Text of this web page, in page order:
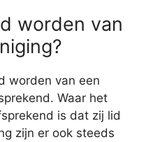
worden van
worden van een
Waar het
is dat zij lid
zijn er ook steeds